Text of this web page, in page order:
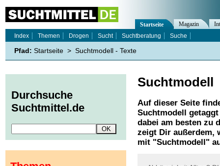
Suchtmodell
Auf dieser Seite
Suchtmodell
dabei am besten zu
zeigt Dir außerdem,
mit "Suchtmodell "
Startseite Magazin
Index
Themen Drogen Sucht Suchtberatung Suche
Pfad: Startseite > Suchtmodell - Texte
Durchsuche
Suchtmittel.de